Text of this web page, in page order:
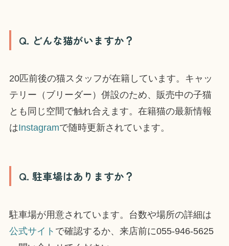
Q. どんな猫がいますか？
20匹前後の猫スタッフが在籍しています。キャッ
テリー（ブリーダー）併設のため、販売中の子猫
とも同じ空間で触れ合えます。在籍猫の最新情報
はInstagramで随時更新されています。
Q. 駐車場はありますか？
駐車場が用意されています。台数や場所の詳細は
公式サイト で確認するか、来店前に055-946-5625